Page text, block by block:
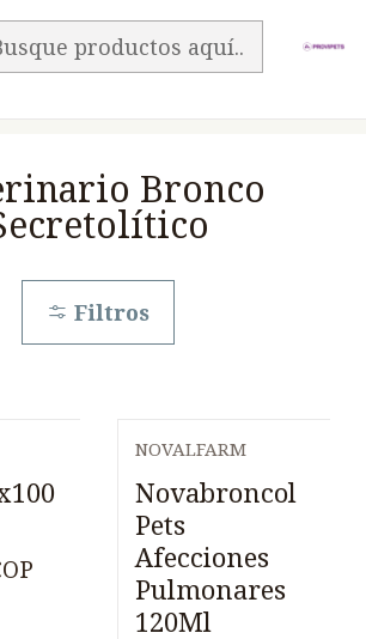
GRATIS EN TODA LA TIENDA
Bronco
Filtros
NOVALFARM
Novabroncol
Pets
Afecciones
Pulmonares
120Ml